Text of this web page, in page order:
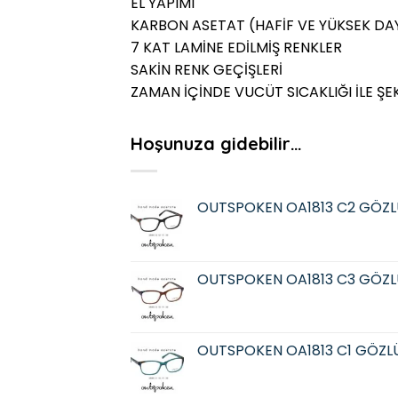
KARBON ASETAT (HAFİF VE YÜKSEK
7 KAT LAMİNE EDİLMİŞ RENKLER
SAKİN RENK GEÇİŞLERİ
ZAMAN İÇİNDE VUCÜT SICAKLIĞI İLE
Hoşunuza gidebilir…
OUTSPOKEN OA1813 C2
OUTSPOKEN OA1813 C3
OUTSPOKEN OA1813 C1